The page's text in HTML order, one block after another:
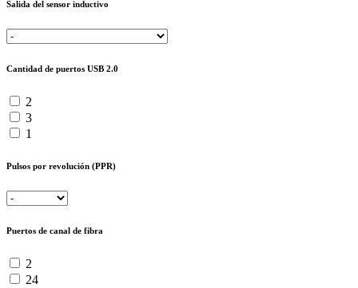
Salida del sensor inductivo
Cantidad de puertos USB 2.0
2
3
1
Pulsos por revolución (PPR)
Puertos de canal de fibra
2
24